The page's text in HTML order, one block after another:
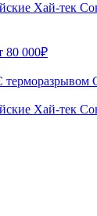
Хай-тек
80 000₽
терморазрывом
Хай-тек